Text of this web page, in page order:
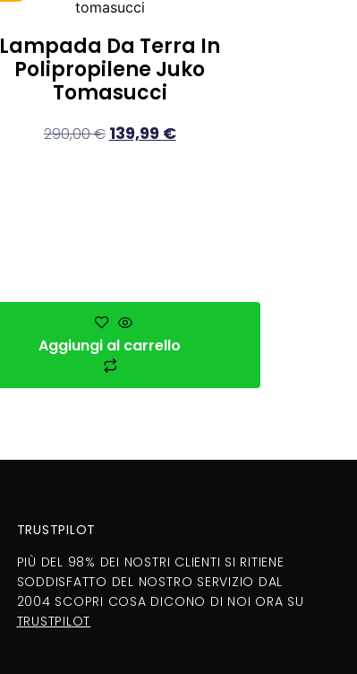
Lampada Da Terra In
Polipropilene Juko
Tomasucci
290,00€ 139,99 €
Aggiungi al carrello
TRUSTPILOT
PIÙ DEL 98% DEI NOSTRI CLIENTI SI RITIENE
SODDISFATTO DEL NOSTRO SERVIZIO DAL
2004 SCOPRI COSA DICONO DI NOI ORA SU
TRUSTPILOT